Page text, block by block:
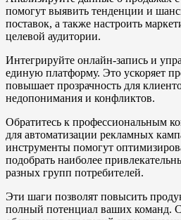
помогут выявить тенденции и
поставок, а также настроить
целевой аудитории.
Интегрируйте онлайн-запись и
единую платформу. Это ускоряет
повышает прозрачность для
недопонимания и конфликтов.
Обратитесь к профессиональным
для автоматизации рекламных
инструменты помогут
подобрать наиболее
разных групп потребителей.
Эти шаги позволят повысить
полный потенциал ваших команд.